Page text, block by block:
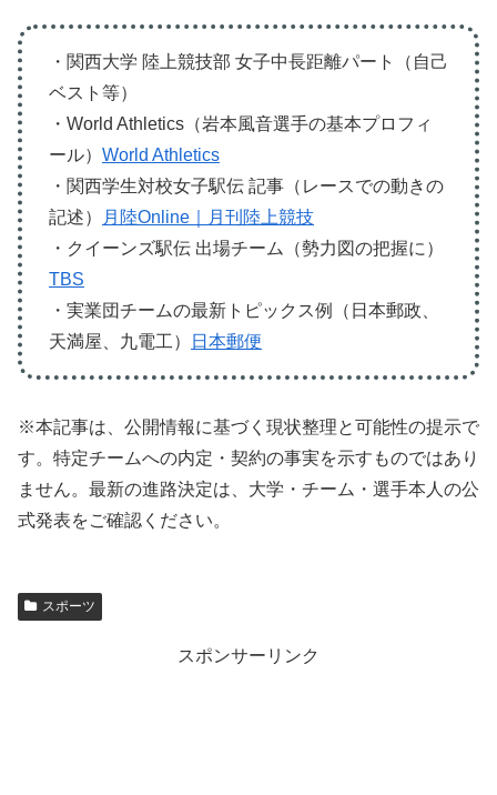
・関西大学 陸上競技部 女子中長距離パート（自己
ベスト等）
・World Athletics（岩本風音選手の基本プロフィ
ール） World Athletics
・関西学生対校女子駅伝 記事（レースでの動きの
記述）
月陸Online｜月刊陸上競技
・クイーンズ駅伝 出場チーム（勢力図の把握に）
TBS
・実業団チームの最新トピックス例（日本郵政、
天満屋、九電工）
日本郵便
※本記事は、公開情報に基づく現状整理と可能性の提示で
す。特定チームへの内定・契約の事実を示すものではあり
ません。最新の進路決定は、大学・チーム・選手本人の公
式発表をご確認ください。
スポーツ
スポンサーリンク